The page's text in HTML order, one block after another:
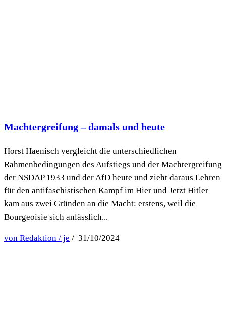
Machtergreifung – damals und heute
Horst Haenisch vergleicht die unterschiedlichen
Rahmenbedingungen des Aufstiegs und der Machtergreifung
der NSDAP 1933 und der AfD heute und zieht daraus Lehren
für den antifaschistischen Kampf im Hier und Jetzt Hitler
kam aus zwei Gründen an die Macht: erstens, weil die
Bourgeoisie sich anlässlich...
von Redaktion / je / 31/10/2024